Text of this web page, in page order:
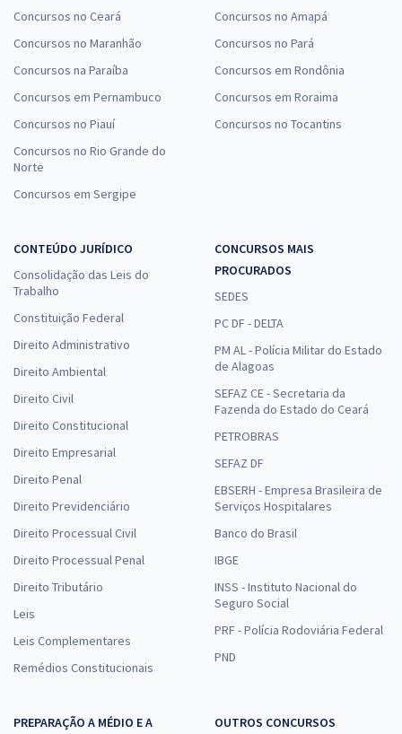
Concursos no Ceará
Concursos no Maranhão
Concursos na Paraíba
Concursos em Pernambuco
Concursos no Piauí
Concursos no Rio Grande do
Norte
Concursos em Sergipe
Concursos no Amapá
Concursos no Pará
Concursos em Rondônia
Concursos em Roraima
Concursos no Tocantins
CONTEÚDO JURÍDICO
Consolidação das Leis do
Trabalho
Constituição Federal
Direito Administrativo
Direito Ambiental
Direito Civil
Direito Constitucional
Direito Empresarial
Direito Penal
Direito Previdenciário
Direito Processual Civil
Direito Processual Penal
Direito Tributário
Leis
Leis Complementares
Remédios Constitucionais
CONCURSOS MAIS
PROCURADOS
SEDES
PC DF - DELTA
PM AL - Polícia Militar do Estado
de Alagoas
SEFAZ CE - Secretaria da
Fazenda do Estado do Ceará
PETROBRAS
SEFAZ DF
EBSERH - Empresa Brasileira de
Serviços Hospitalares
Banco do Brasil
IBGE
INSS - Instituto Nacional do
Seguro Social
PRF - Polícia Rodoviária Federal
PND
PREPARAÇÃO A MÉDIO E A
OUTROS CONCURSOS